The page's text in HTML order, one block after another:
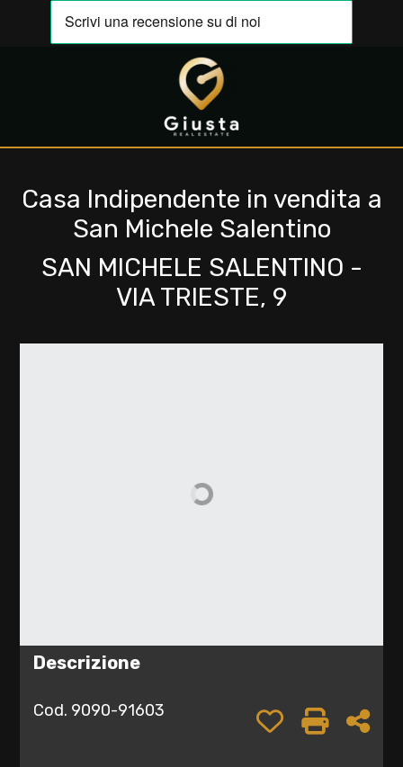
Casa Indipendente in vendita a
San Michele Salentino
SAN MICHELE SALENTINO -
VIA TRIESTE, 9
Descrizione
Cod. 9090-91603 Stampa:
Preferiti: Cod.
CHI
SIAMO
IMMOBILI
NOI
Codice
Qualsiasi
Vendita